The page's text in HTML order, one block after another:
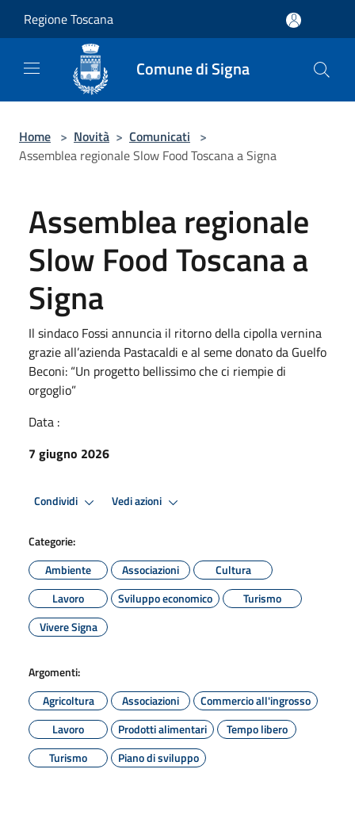
Regione Toscana
Comune di Signa
Home > Novità > Comunicati >
Assemblea regionale Slow Food Toscana a Signa
Assemblea regionale
Slow Food Toscana a
Signa
Il sindaco Fossi annuncia il ritorno della cipolla vernina
grazie all’azienda Pastacaldi e al seme donato da Guelfo
Beconi: “Un progetto bellissimo che ci riempie di
orgoglio”
Data :
7 giugno 2026
Condividi Vedi azioni
Categorie:
Ambiente
Associazioni
Cultura
Lavoro
Sviluppo economico
Turismo
Vivere Signa
Argomenti:
Agricoltura
Associazioni
Commercio all'ingrosso
Lavoro
Prodotti alimentari
Tempo libero
Turismo
Piano di sviluppo